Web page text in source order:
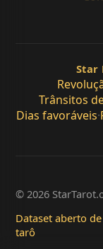
Star
Trânsitos
Dias favoráveis·
© 2026
Dataset aberto de
tarô